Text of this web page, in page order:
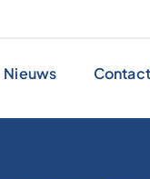
Nieuws Contact